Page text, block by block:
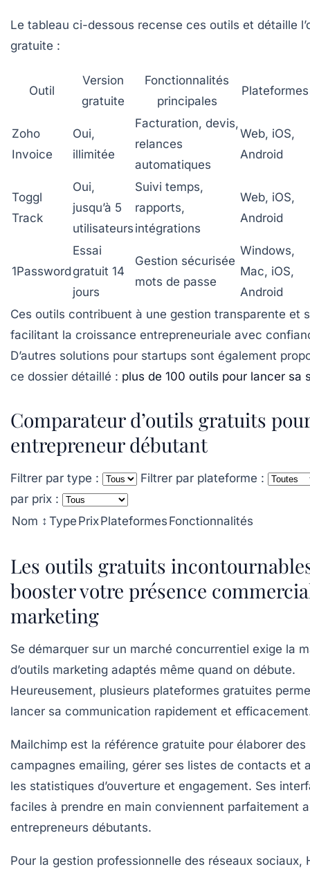
Le tableau ci-dessous recense ces outils et détaille
gratuite :
Outil
Version
gratuite
Fonctionnalités
principales
Plateformes
Zoho
Invoice
Oui,
illimitée
Facturation, devis,
relances
automatiques
Web, iOS,
Android
Toggl
Track
Oui,
jusqu’à 5
utilisateurs
Suivi temps,
rapports,
intégrations
Web, iOS,
Android
1Password
Essai
gratuit 14
jours
Gestion sécurisée
mots de passe
Windows,
Mac, iOS,
Android
Ces outils contribuent à une gestion transparente et
facilitant la croissance entrepreneuriale avec
D’autres solutions pour startups sont également
ce dossier détaillé : plus de 100 outils pour lancer sa
Comparateur d’outils gratuits
entrepreneur débutant
Filtrer par type :
Filtrer par plateforme :
par prix :
Nom ↕ Type PrixPlateformes Fonctionnalités
Les outils gratuits
booster votre présence
marketing
Se démarquer sur un marché concurrentiel exige la
d’outils marketing adaptés même quand on débute.
Heureusement, plusieurs plateformes gratuites
lancer sa communication rapidement et
Mailchimp est la référence gratuite pour élaborer des
campagnes emailing, gérer ses listes de contacts et
les statistiques d’ouverture et engagement. Ses
faciles à prendre en main conviennent parfaitement
entrepreneurs débutants.
Pour la gestion professionnelle des réseaux sociaux,